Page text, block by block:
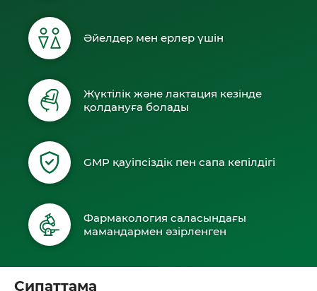
Әйелдер мен ерлер үшін
Жүктілік және лактация кезінде
қолдануға болады
GMP қауіпсіздік пен сапа кепілдігі
Фармакология саласындағы
мамандармен әзірленген
Сипаттама